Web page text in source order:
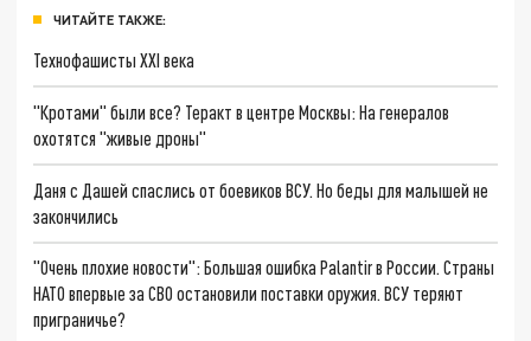
ЧИТАЙТЕ ТАКЖЕ:
Технофашисты XXI века
"Кротами" были все? Теракт в центре Москвы: На генералов
охотятся "живые дроны"
Даня с Дашей спаслись от боевиков ВСУ. Но беды для малышей не
закончились
"Очень плохие новости": Большая ошибка Palantir в России. Страны
НАТО впервые за СВО остановили поставки оружия. ВСУ теряют
приграничье?